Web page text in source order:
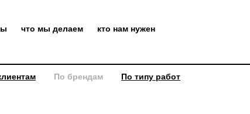
что мы делаем кто нам нужен
По брендам По типу работ